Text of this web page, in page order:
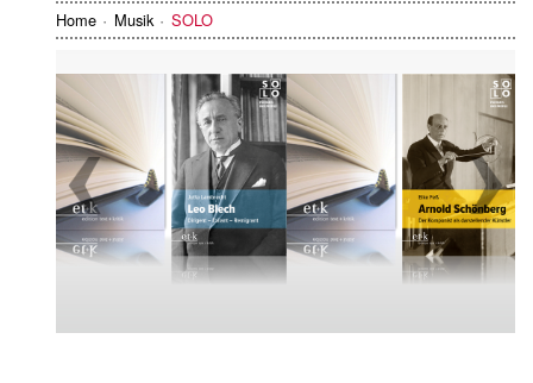
Home Musik SOLO